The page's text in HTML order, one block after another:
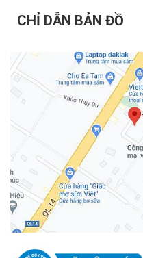
CHỈ DẪN BẢN ĐỒ